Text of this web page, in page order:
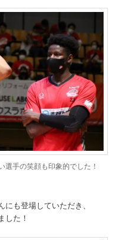
選手の笑顔も印象的でした！
も登場していただき、
した！